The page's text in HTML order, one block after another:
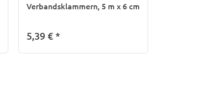
Verbandsklammern, 5 m x 6 cm
5,39 €*